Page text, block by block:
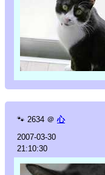
🐾 2634 ＠ 心
2007-03-30
21:10:30